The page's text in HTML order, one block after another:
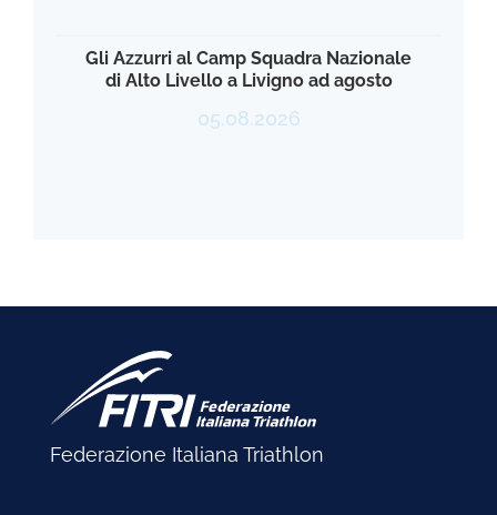
Gli Azzurri al Camp Squadra Nazionale
di Alto Livello a Livigno ad agosto
05.08.2026
Federazione Italiana Triathlon